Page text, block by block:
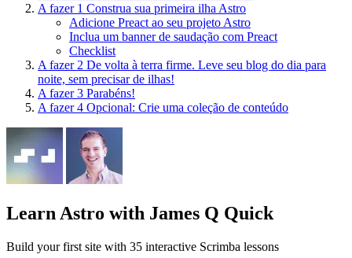
A fazer 1 Construa sua primeira ilha Astro
Adicione Preact ao seu projeto Astro
Inclua um banner de saudação com Preact
Checklist
A fazer 2 De volta à terra firme. Leve seu blog do dia para
noite, sem precisar de ilhas!
A fazer 3 Parabéns!
A fazer 4 Opcional: Crie uma coleção de conteúdo
Learn Astro with James Q Quick
Build your first site with 35 interactive Scrimba lessons